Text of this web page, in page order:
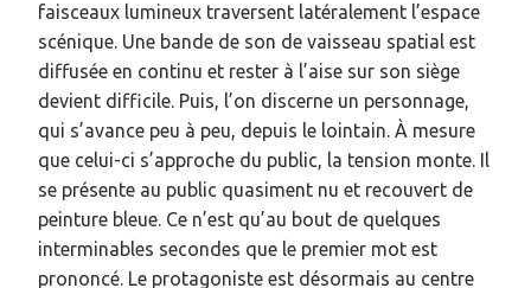
faisceaux lumineux traversent latéralement l’espace
scénique. Une bande de son de vaisseau spatial est
diffusée en continu et rester à l’aise sur son siège
devient difficile. Puis, l’on discerne un personnage,
qui s’avance peu à peu, depuis le lointain. À mesure
que celui-ci s’approche du public, la tension monte. Il
se présente au public quasiment nu et recouvert de
peinture bleue. Ce n’est qu’au bout de quelques
interminables secondes que le premier mot est
prononcé. Le protagoniste est désormais au centre